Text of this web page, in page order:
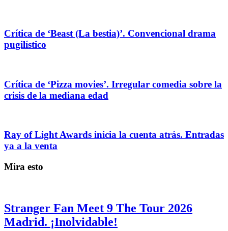
Crítica de ‘Beast (La bestia)’. Convencional drama
pugilístico
Crítica de ‘Pizza movies’. Irregular comedia sobre la
crisis de la mediana edad
Ray of Light Awards inicia la cuenta atrás. Entradas
ya a la venta
Mira esto
Stranger Fan Meet 9 The Tour 2026
Madrid. ¡Inolvidable!